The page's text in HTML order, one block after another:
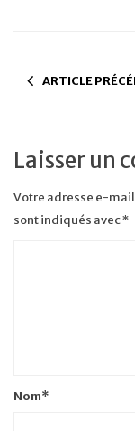
ARTICLE
Laisser un
Votre adresse e-
sont indiqués avec*
Nom*